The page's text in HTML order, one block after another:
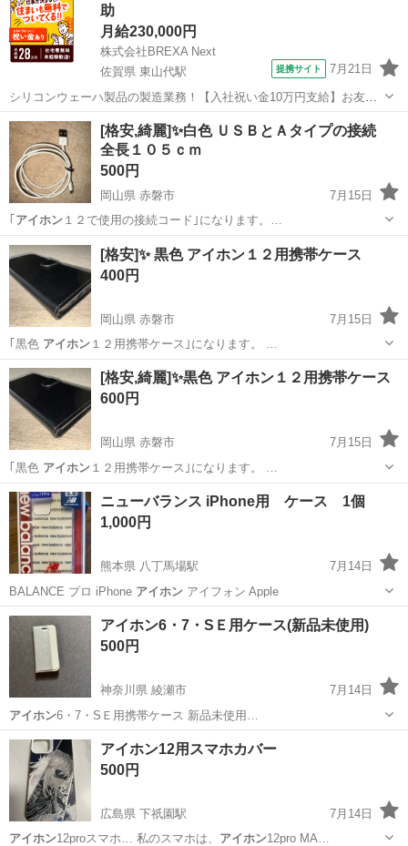
助
月給230,000円
株式会社BREXA Next
佐賀県 東山代駅
提携サイト 7月21日
シリコンウェーハ製品の製造業務！【入社祝い金10万円支給】お友達
やカップルとの応募OK◎年間休日129日＆休出なしでプライベート充
実♪業務はクリーンルームで快適作業◎自社正社員登用制度あり★1食
300円～の格安食堂あり！《佐...
佐賀 伊万里市 東山代駅 その他
[格安,綺麗]✨白色 ＵＳＢとＡタイプの接続
全長１０５ｃｍ
500円
岡山県 赤磐市
7月15日
｢ アイホン１２で使用の接続コード｣になります。…
岡山 赤磐市 携帯アクセサリー
[格安]✨ 黒色 アイホン１２用携帯ケース
400円
岡山県 赤磐市
7月15日
｢黒色 アイホン １２用携帯ケース｣になります。 …
岡山 赤磐市 携帯アクセサリー アイホン
[格安,綺麗]✨黒色 アイホン１２用携帯ケース
600円
岡山県 赤磐市
7月15日
｢黒色 アイホン
岡山 赤磐市 アイホン
ニューバランス iPhone用 ケース 1個
1,000円
熊本県 八丁馬場駅
7月14日
BALANCE プロ iPhone アイホンアイフォン Apple
熊本 熊本市 八丁馬場駅 携帯アクセサリー
ニューバランス
アイホン6・7・SＥ用ケース(新品未使用)
500円
神奈川県 綾瀬市
7月14日
アイホン6・7・SＥ用携帯ケース 新品未使用…
神奈川 綾瀬市 携帯アクセサリー
アイホン12用スマホカバー
500円
広島県 下祇園駅
7月14日
アイホン
12proスマホ… 私のスマホは、 アイホン12pro MA…